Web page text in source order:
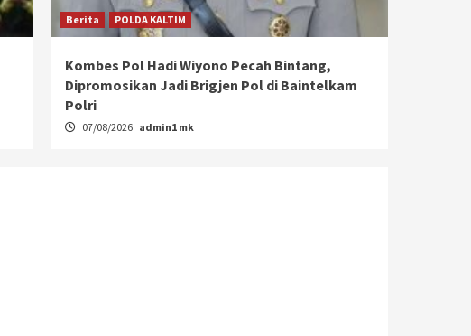
Berita POLDA KALTIM
Kombes Pol Hadi Wiyono Pecah Bintang,
Dipromosikan Jadi Brigjen Pol di Baintelkam
Polri
07/08/2026 admin1 mk